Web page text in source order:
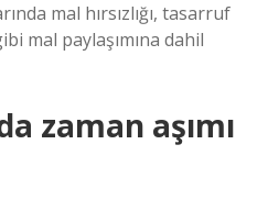
mal hırsızlığı, tasarruf
mal paylaşımına dahil
zaman aşımı